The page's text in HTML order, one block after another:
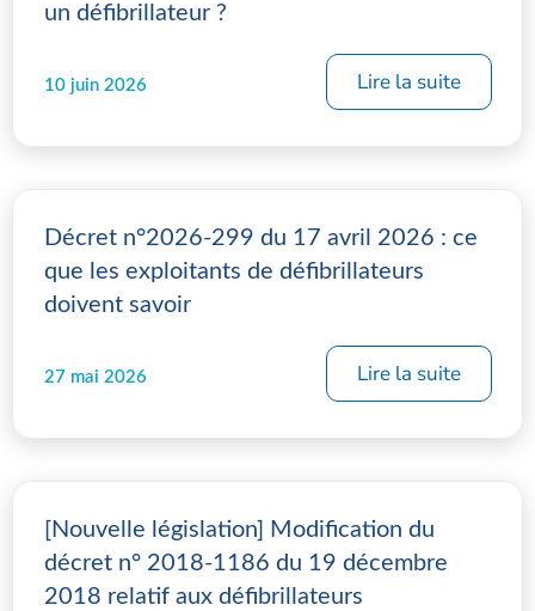
un défibrillateur ?
10 juin 2026 Lire la suite
Décret n°2026-299 du 17 avril 2026 : ce
que les exploitants de défibrillateurs
doivent savoir
27 mai 2026 Lire la suite
[Nouvelle législation] Modification du
décret n° 2018-1186 du 19 décembre
2018 relatif aux défibrillateurs